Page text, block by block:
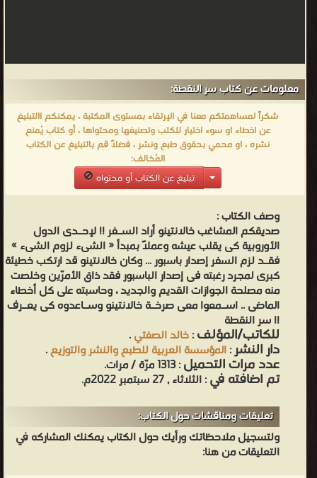
معلومات عن كتاب سر النقطة:
شكراً لمساهمتكم معنا في الإرتقاء بمستوى المكتبة ، يمكنكم االتبليغ
عن اخطاء او سوء اختيار للكتب وتصنيفها ومحتواها ، أو كتاب يُمنع
نشره ، او محمي بحقوق طبع ونشر ، فضلاً قم بالتبليغ عن الكتاب
المُخالف:
تبليغ عن الكتاب أو محتواه
وصف الكتاب :
صديقكم المشاغب خالانتينو أراد السـفر !! لإحـدى الدول
الأوروبية كى يقلب عيشه وعملاً بمبدأ « الشىء لزوم الشىء »
فقـد لزم السفر إصدار باسبور ... وكان خالانتينو قد ارتكب خطيئة
كبرى لمجرد رغبته فى إصدار الباسبور فقد ذاق الأمرّين وخلصت
منه مصلحة الجوازات القديم والجديد ، وحاسبته على كل أخطاء
الماضى .. اسـمعوا معى صرخـة خالانتينو وسـاعدوه كى يعـرف
!! سر النقطة
للكاتب/المؤلف:خالد الصفتي.
دار النشر:المؤسسة العربية للطبع والنشر والتوزيع.
عدد مرات التحميل: 1313 مرّة / مرات.
تم اضافته في: الثلاثاء , 27 سبتمبر 2022م.
تعليقات ومناقشات حول الكتاب:
ولتسجيل ملاحظاتك ورأيك حول الكتاب يمكنك المشاركه في
التعليقات من هنا: